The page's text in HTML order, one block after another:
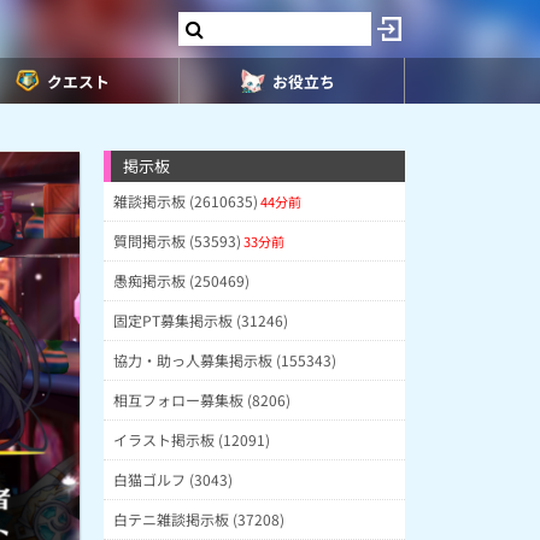
クエスト お役立ち
掲示板
雑談掲示板 (2610635)44分前
質問掲示板 (53593)33分前
愚痴掲示板 (250469)
固定PT募集掲示板 (31246)
協力・助っ人募集掲示板 (155343)
相互フォロー募集板 (8206)
イラスト掲示板 (12091)
白猫ゴルフ (3043)
白テニ雑談掲示板 (37208)